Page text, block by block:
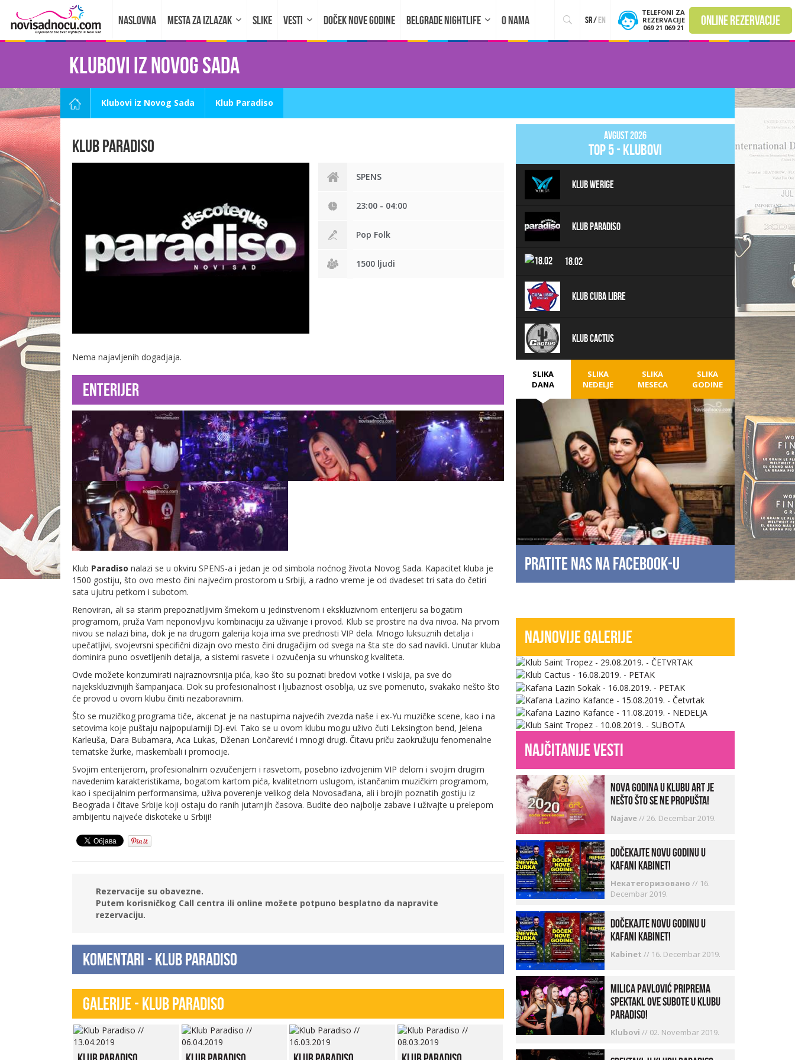
NASLOVNA MESTA ZA IZLAZAK SLIKE VESTI DOČEK NOVE GODINE BELGRADE NIGHTLIFE O NAMA sr/en
TELEFONI ZA
REZERVACIJE
069 21 069 21
online rezervacije
Klubovi iz Novog Sada
Klubovi iz Novog Sada Klub Paradiso
Klub Paradiso
SPENS
23:00 - 04:00
Pop Folk
1500 ljudi
Nema najavljenih dogadjaja.
Enterijer
Klub Paradiso nalazi se u okviru SPENS-a i jedan je od simbola noćnog života Novog Sada. Kapacitet kluba je
1500 gostiju, što ovo mesto čini najvećim prostorom u Srbiji, a radno vreme je od dvadeset tri sata do četiri
sata ujutru petkom i subotom.
Renoviran, ali sa starim prepoznatljivim šmekom u jedinstvenom i ekskluzivnom enterijeru sa bogatim
programom, pruža Vam neponovljivu kombinaciju za uživanje i provod. Klub se prostire na dva nivoa. Na prvom
nivou se nalazi bina, dok je na drugom galerija koja ima sve prednosti VIP dela. Mnogo luksuznih detalja i
upečatljivi, svojevrsni specifični dizajn ovo mesto čini drugačijim od svega na šta ste do sad navikli. Unutar kluba
dominira puno osvetljenih detalja, a sistemi rasvete i ozvučenja su vrhunskog kvaliteta.
Ovde možete konzumirati najraznovrsnija pića, kao što su poznati bredovi votke i viskija, pa sve do
najekskluzivnijih šampanjaca. Dok su profesionalnost i ljubaznost osoblja, uz sve pomenuto, svakako nešto što
će provod u ovom klubu činiti nezaboravnim.
Što se muzičkog programa tiče, akcenat je na nastupima najvećih zvezda naše i ex-Yu muzičke scene, kao i na
setovima koje puštaju najpopularniji DJ-evi. Tako se u ovom klubu mogu uživo čuti Leksington bend, Jelena
Karleuša, Dara Bubamara, Aca Lukas, Dženan Lončarević i mnogi drugi. Čitavu priču zaokružuju fenomenalne
tematske žurke, maskembali i promocije.
Svojim enterijerom, profesionalnim ozvučenjem i rasvetom, posebno izdvojenim VIP delom i svojim drugim
navedenim karakteristikama, bogatom kartom pića, kvalitetnom uslugom, istančanim muzičkim programom,
kao i specijalnim performansima, uživa poverenje velikog dela Novosađana, ali i brojih poznatih gostiju iz
Beograda i čitave Srbije koji ostaju do ranih jutarnjih časova. Budite deo najbolje zabave i uživajte u prelepom
ambijentu najveće diskoteke u Srbiji!
Rezervacije su obavezne.
Putem korisničkog Call centra ili online možete potpuno besplatno da napravite
rezervaciju.
Komentari - Klub Paradiso
Galerije - Klub Paradiso
Avgust 2026
top 5 - klubovi
Klub Werige
Klub Paradiso
18.02
Klub Cuba Libre
Klub Cactus
SLIKA
DANA
SLIKA
NEDELJE
SLIKA
MESECA
SLIKA
GODINE
Pratite nas na facebook-u
Najnovije galerije
najčitanije vesti
Nova godina u Klubu Art je
nešto što se ne propušta!
Najave//26. Decembar 2019.
Dočekajte Novu godinu u
kafani Kabinet!
Некатегоризовано // 16.
Decembar 2019.
Dočekajte Novu godinu u
kafani Kabinet!
Kabinet // 16. Decembar 2019.
Milica Pavlović priprema
spektakl ove subote u klubu
Paradiso!
Klubovi // 02. Novembar 2019.